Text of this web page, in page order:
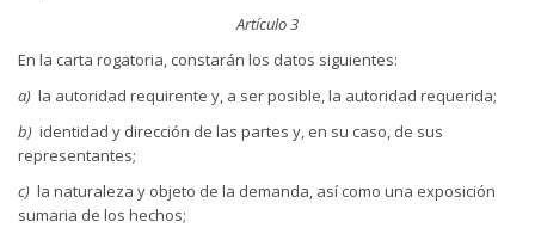
Artículo 3
En la carta rogatoria, constarán los datos siguientes:
a) la autoridad requirente y, a ser posible, la autoridad requerida;
b) identidad y dirección de las partes y, en su caso, de sus
representantes;
c) la naturaleza y objeto de la demanda, así como una exposición
sumaria de los hechos;